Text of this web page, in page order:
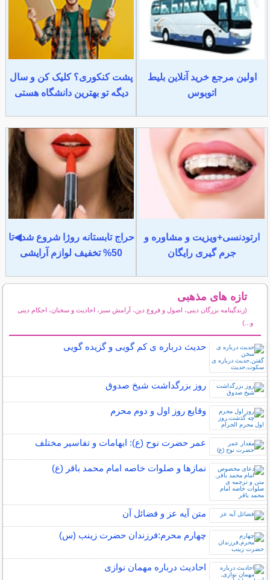
اولین مرجع خرید آنلاین بلیط
اتوبوس
پشت کنکوری؟ کلیک کن و سال
دیگه تو بهترین دانشگاه هستی
ارتودنسی+ویزیت و مشاوره و
جرم گیری رایگان
حراج تابستانه روژا شروع شد◀تا
50% تخفیف لوازم آرایشی
تازه های مذهبی
(زندگینامه بزرگان دینی، اصول و فروع دین، آرامش سبز، احادیث و سخنان، احکام دینی
و...)
حدیث درباره ی کم گویی و گزیده گویی
روز بزرگداشت شيخ صدوق
وقایع روز اول و دوم محرم
عمر حضرت نوح (ع): ابهامات و تفاسیر مختلف
نمازها و صلوات خاصه امام محمد باقر (ع)
متن آیه عز و فضائل آن
چهارم محرم:فرزندان حضرت زینب (س)
احادیث درباره مهمان نوازی